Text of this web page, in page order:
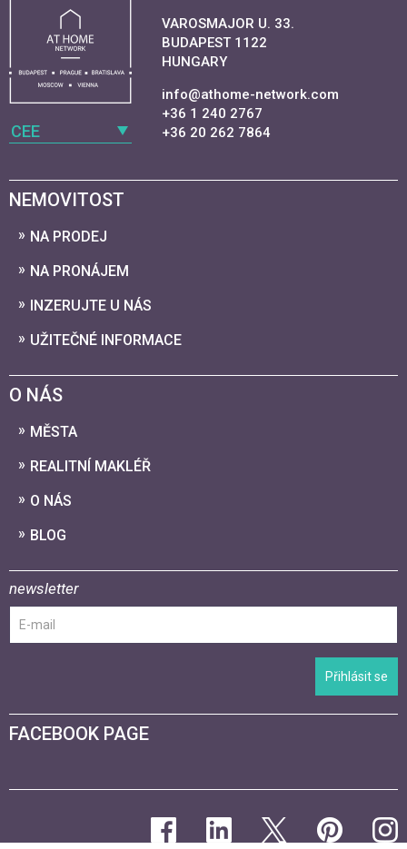
CEE
VAROSMAJOR U. 33.
BUDAPEST 1122
HUNGARY
info@athome-network.com
+36 1 240 2767
+36 20 262 7864
NEMOVITOST
NA PRODEJ
NA PRONÁJEM
INZERUJTE U NÁS
UŽITEČNÉ INFORMACE
O NÁS
MĚSTA
REALITNÍ MAKLÉŘ
O NÁS
BLOG
newsletter
Přihlásit se
FACEBOOK PAGE